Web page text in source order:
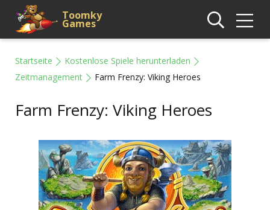
Toomky
Games
Startseite
Kostenlose Spiele herunterladen
Zeitmanagement
Farm Frenzy: Viking Heroes
Farm Frenzy: Viking Heroes